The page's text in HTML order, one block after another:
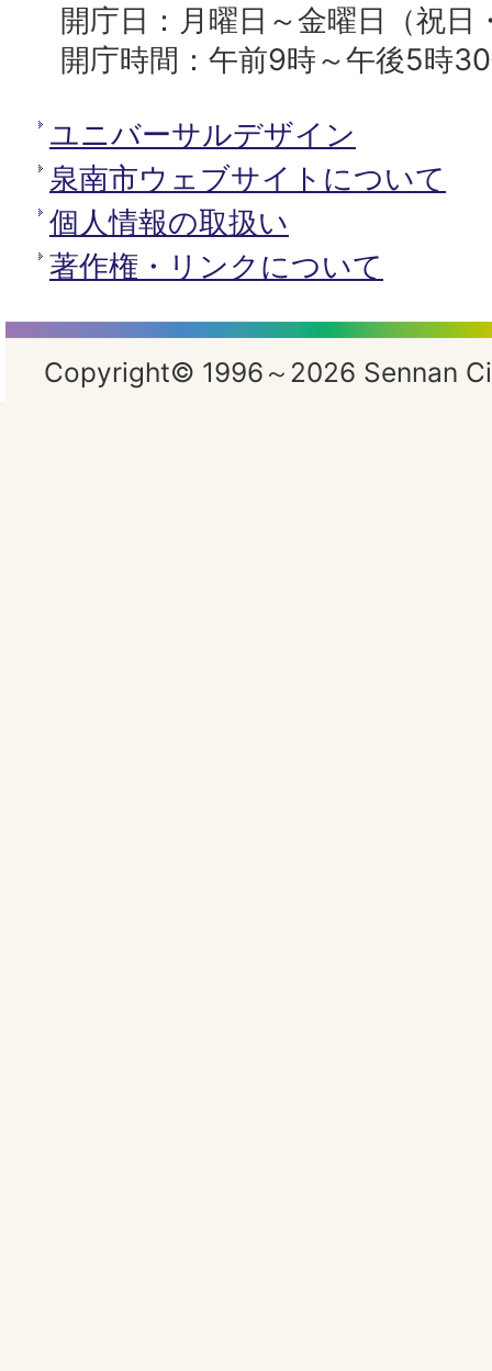
開庁日：月曜日～金曜日（祝日
開庁時間：午前9時～午後5時
ユニバーサルデザイン
泉南市ウェブサイトについて
個人情報の取扱い
著作権・リンクについて
Copyright© 1996～2026 Sennan